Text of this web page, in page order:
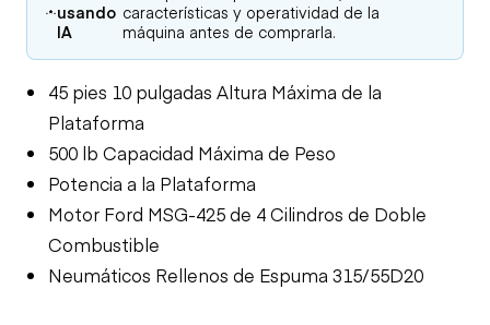
usando
IA
características y operatividad de la
máquina antes de comprarla.
45 pies 10 pulgadas Altura Máxima de la
Plataforma
500 lb Capacidad Máxima de Peso
Potencia a la Plataforma
Motor Ford MSG-425 de 4 Cilindros de Doble
Combustible
Neumáticos Rellenos de Espuma 315/55D20